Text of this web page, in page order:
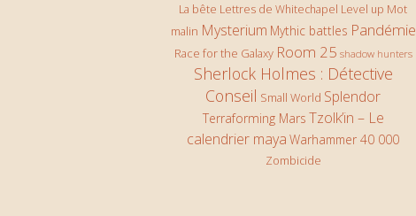
La bête Lettres de Whitechapel Level up Mot
malin Mysterium Mythic battles Pandémie
Race for the Galaxy Room 25 shadow hunters
Sherlock Holmes : Détective
Conseil Small World Splendor
Terraforming Mars Tzolk’in – Le
calendrier maya Warhammer 40 000
Zombicide